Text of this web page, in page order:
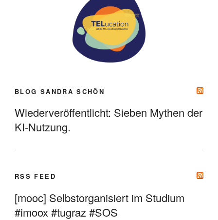
BLOG SANDRA SCHÖN
Wiederveröffentlicht: Sieben Mythen der
KI-Nutzung.
RSS FEED
[mooc] Selbstorganisiert im Studium
#imoox #tugraz #SOS